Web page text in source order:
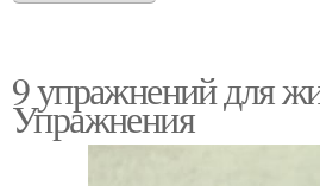
9 упражнений для
Упражнения